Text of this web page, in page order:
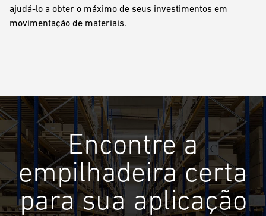
ajudá-lo a obter o máximo de seus investimentos em
movimentação de materiais.
Encontre a
empilhadeira certa
para sua aplicação